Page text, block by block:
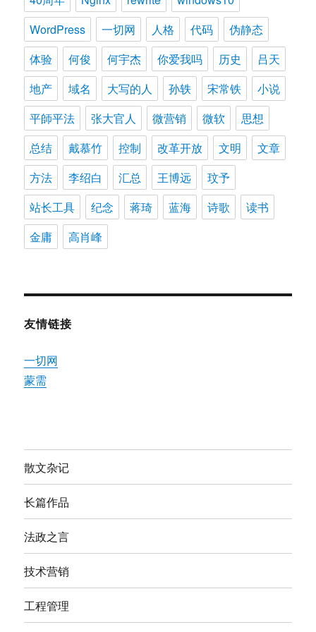
WordPress
一切网 人格 代码
伪静态
体验
何俊 何宇杰 你爱我吗 历史
吕天
地产
域名 大写的人 孙轶 宋常铁
小说
平師平法
张大官人 微营销 微软
思想
总结
戴慕竹 控制 改革开放 文明
文章
方法
李绍白 汇总 王博远
玟予
站长工具
纪念 蒋琦 蓝海 诗歌
读书
金庸
高肖峰
友情链接
一切网
蒙需
散文杂记
长篇作品
法政之言
技术营销
工程管理